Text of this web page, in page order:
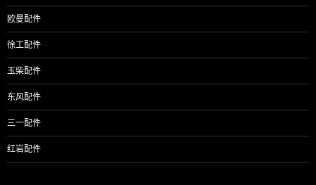
欧曼配件
徐工配件
玉柴配件
东风配件
三一配件
红岩配件